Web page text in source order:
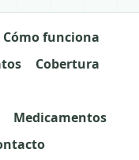
Cómo funciona
Cobertura
Medicamentos